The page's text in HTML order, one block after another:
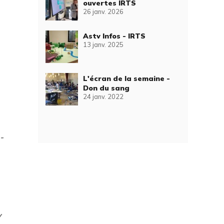
ouvertes IRTS
26 janv. 2026
Astv Infos - IRTS
13 janv. 2025
L'écran de la semaine -
Don du sang
24 janv. 2022